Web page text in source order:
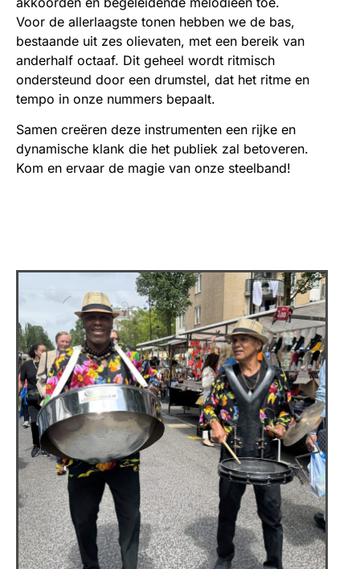
Voor de allerlaagste tonen hebben we de bas,
bestaande uit zes olievaten, met een bereik van
anderhalf octaaf. Dit geheel wordt ritmisch
ondersteund door een drumstel, dat het ritme en
tempo in onze nummers bepaalt.
Samen creëren deze instrumenten een rijke en
dynamische klank die het publiek zal betoveren.
Kom en ervaar de magie van onze steelband!